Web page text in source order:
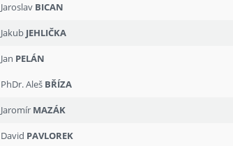
Jaroslav BICAN
Jakub JEHLIČKA
Jan PELÁN
PhDr. Aleš BŘÍZA
Jaromír MAZÁK
David PAVLOREK